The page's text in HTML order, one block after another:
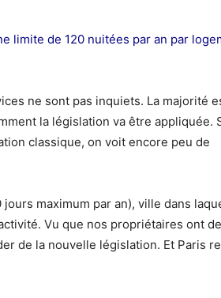
limite de 120 nuitées par an par
ne sont pas inquiets. La majorité
la législation va être appliquée.
classique, on voit encore peu de
maximum par an), ville dans
Vu que nos propriétaires ont
de la nouvelle législation. Et Paris